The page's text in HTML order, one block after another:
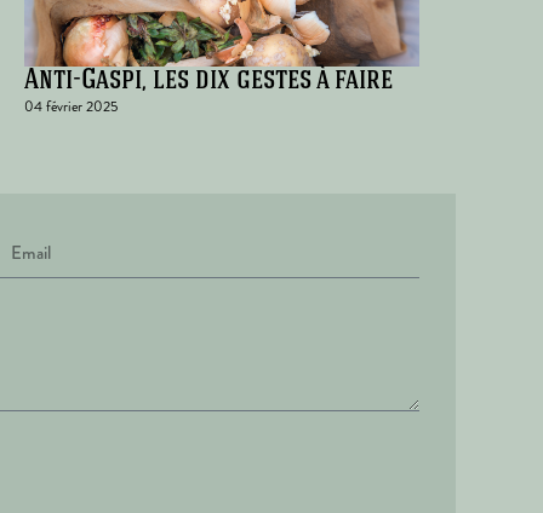
Anti-Gaspi, les dix gestes à faire
04 février 2025